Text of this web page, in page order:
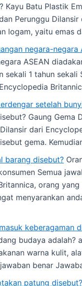
Kayu Batu Plastik
Perunggu
logam, yaitu emas
negara-negara
ASEAN
sekali 1 tahun sekali
setelah
Gaung Gema
dari
gema.
barang disebut?
Semua
orang
menyarankan
keberagaman
budaya adalah?
warna kulit,
benar
patung disebut?